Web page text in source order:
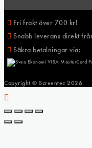
Fri frakt över 700 kr!
Snabb leverans direkt
Säkra betalningar via:
Copyright © Screentec 2026